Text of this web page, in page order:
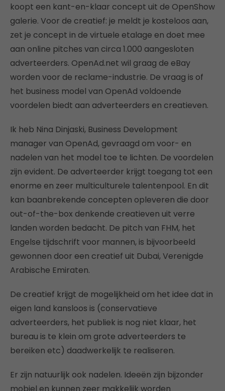
koopt een kant-en-klaar concept uit de OpenShow
galerie. Voor de creatief: je meldt je kosteloos aan,
zet je concept in de virtuele etalage en doet mee
aan online pitches van circa 1.000 aangesloten
adverteerders. OpenAd.net wil graag de eBay
worden voor de reclame-industrie. De vraag is of
het business model van OpenAd voldoende
voordelen biedt aan adverteerders en creatieven.
Ik heb Nina Dinjaski, Business Development
manager van OpenAd, gevraagd om voor- en
nadelen van het model toe te lichten. De voordelen
zijn evident. De adverteerder krijgt toegang tot een
enorme en zeer multiculturele talentenpool. En dit
kan baanbrekende concepten opleveren die door
out-of-the-box denkende creatieven uit verre
landen worden bedacht. De pitch van FHM, het
Engelse tijdschrift voor mannen, is bijvoorbeeld
gewonnen door een creatief uit Dubai, Verenigde
Arabische Emiraten.
De creatief krijgt de mogelijkheid om het idee dat in
eigen land kansloos is (conservatieve
adverteerders, het publiek is nog niet klaar, het
bureau is te klein om grote adverteerders te
bereiken etc) daadwerkelijk te realiseren.
Er zijn natuurlijk ook nadelen. Ideeën zijn bijzonder
mobiel en kunnen zeer makkelijk worden